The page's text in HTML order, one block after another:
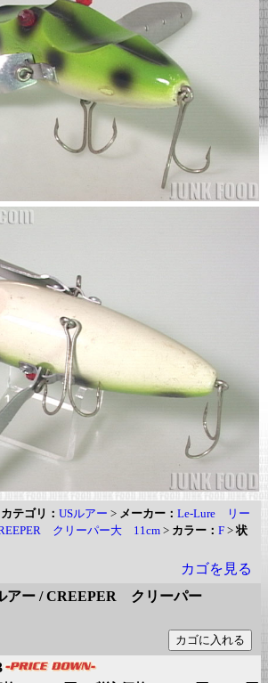
カテゴリ： USルアー > メーカー： Le-Lure リー
クリーパー大 11cm> カラー： F >状
カゴを見る
ー / CREEPER クリーパー